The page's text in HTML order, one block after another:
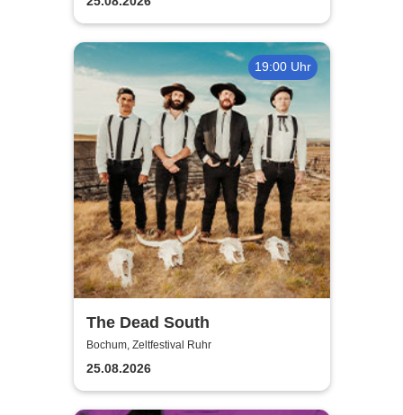
19:00 Uhr
The Dead South
Bochum, Zeltfestival Ruhr
25.08.2026